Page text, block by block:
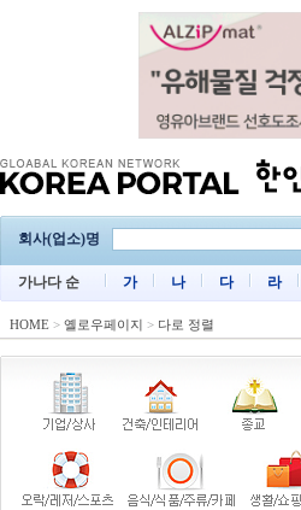
회사(업소)명
가나다 순 가 나 다 라
HOME > 옐로우페이지 > 다로 정렬